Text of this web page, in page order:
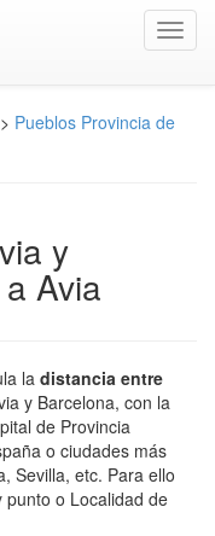
> Pueblos Provincia de
y
Avia
la distancia entre
y Barcelona, con la
de Provincia
o ciudades más
Sevilla, etc. Para ello
punto o Localidad de